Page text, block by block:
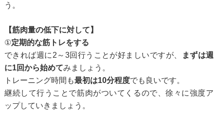
う。
【筋肉量の低下に対して】
①定期的な筋トレをする
できれば週に2～3回行うことが好ましいですが、
まずは週
に1回から始めてみましょう。
トレーニング時間も最初は10分程度でも良いです。
継続して行うことで筋肉がついてくるので、徐々に強度ア
ップしていきましょう。